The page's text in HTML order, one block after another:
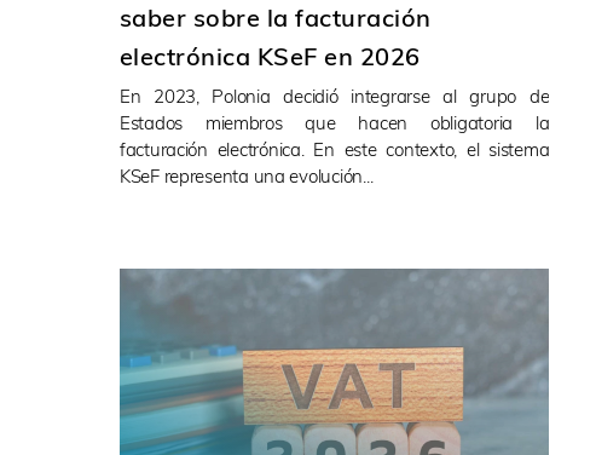
saber sobre la facturación
electrónica KSeF en 2026
En 2023, Polonia decidió integrarse al grupo de
Estados miembros que hacen obligatoria la
facturación electrónica. En este contexto, el sistema
KSeF representa una evolución...